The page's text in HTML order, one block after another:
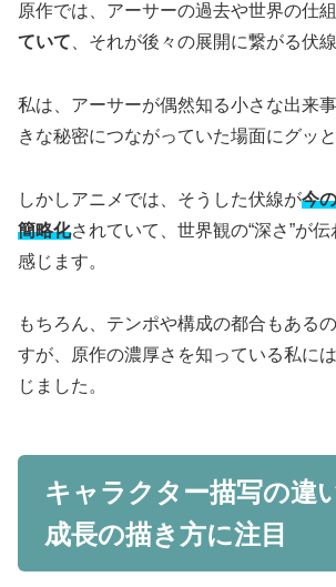
原作では、アーサーの過去や世界の仕
ていて 、それが後々の展開に繋がる伏
私は、アーサーが偶然知る小さな出来
きな秘密につながっていた場面にグッと
しかしアニメでは、そうした伏線が今
簡略化されていて、世界観の“深さ”が
感じます。
もちろん、テンポや構成の都合もある
すが、原作の濃厚さを知っている私に
じました。
キャラクター描写の違
成長の描き方に注目